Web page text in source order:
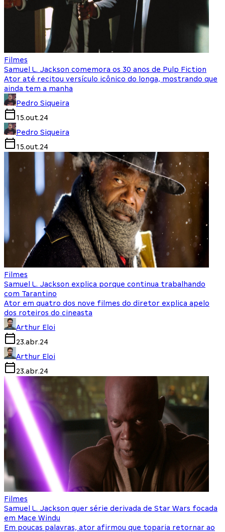
Filmes
Samuel L. Jackson comemora os 30 anos de Pulp Fiction
Ator até recitou versículo icônico do longa, mostrando que
ainda tem a manha
Pedro Siqueira
15.out.24
Pedro Siqueira
15.out.24
Filmes
Samuel L. Jackson explica porque continua trabalhando
com Tarantino
Ator em quatro dos nove filmes do diretor explica apelo
dos roteiros do cineasta
Arthur Eloi
23.abr.24
Arthur Eloi
23.abr.24
Filmes
Samuel L. Jackson quer série derivada de Star Wars focada
em Mace Windu
Em poucas palavras, ator afirmou que toparia retornar ao